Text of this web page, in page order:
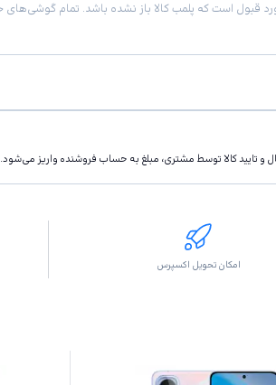
و تاييد كالا توسط مشتری، مبلغ به حساب فروشنده واريز مى‌شود.
امکان تحویل اکسپرس